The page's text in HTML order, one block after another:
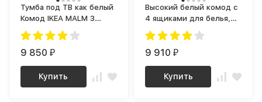
Тумба под ТВ как белый
Комод IKEA MALM 3
ящика МК 1200.3 (МП/3)
МС мори
9 850₽
Купить
Высокий белый комод с
4 ящиками для белья,
Недорогой К-01 СИТИ
ЛДСП
9 910₽
Купить